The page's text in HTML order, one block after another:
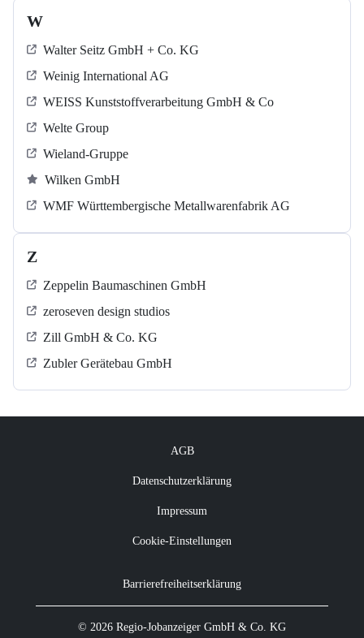
W
Walter Seitz GmbH + Co. KG
Weinig International AG
WEISS Kunststoffverarbeitung GmbH & Co
Welte Group
Wieland-Gruppe
Wilken GmbH
WMF Württembergische Metallwarenfabrik AG
Z
Zeppelin Baumaschinen GmbH
zeroseven design studios
Zill GmbH & Co. KG
Zubler Gerätebau GmbH
AGB
Datenschutzerklärung
Impressum
Cookie-Einstellungen
Barrierefreiheitserklärung
© 2026 Regio-Jobanzeiger GmbH & Co. KG